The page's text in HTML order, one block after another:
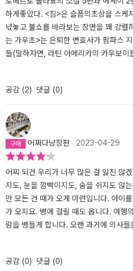
내리셨을까 싶지만, 삶의 단면은 언제나
불가할 순간이 있지 않은가 말이다. 도
일부러 찾아온 문인 아들과 지인들에게
토끼 고기를 대접하는 늙수그레한 가우
으로 확정지어진다. <경찰 쥐> 페페는
연상시켰다. 쥐들은 동족을 죽이지 않는
하는 유능한 형사 쥐 페페는 연달아 벌
나선다. 페페의 목적은 정의를 구현하기
생자는 재갈에 물린 채 아사되었다고 했
을 위협하는 포식자에게 날카로운 자상
시체들이 발견된다. 페페 경찰 쥐는 범죄
래도 같은 쥐의 소행이라는 심증을 굳혀
지목된 녀석과 대결하게 되었을 때, 자
키기 위해 자신 역시 동족 살해라는 끔찍
런 역설이 있을 수가 있나 그래. 어쨌든
한 포식자의 위협에 직면한 동족의
만들어 내는 프랑스 감독 모리니에 대
로 루셀로트의 기묘한 이야기는 또 어떤
하게좋았다. <짐>은 슬픔의초상을 스케
넋놓고 불쇼를 바라보는 장면을 꽤 강렬
는 가우초>는 은퇴한 변호사가 팜파스
들(말하자면, 라틴 아메리카의 카우보이
<남부>와 <마가복음>을 패러디했다고
키호테>를떠올리게도 하며, 여러 아르헨
왔다고도 한다.말하자면 상호 텍스트 놀
라는 것. 다른 건 안 읽어봐서 이런건 몰
<여가수 요지피네 혹은 쥐 족속>과 연결
설 속 쥐이자 가수인 요제피네의 조카가
소설의형식으로 현대의 병폐와 악의 욕
읽음.<알바로 루셀로트의 여행>은 아르
프랑스의 영화감독모리니가 자신의 소
대응도 안 하다가, 오히려 그가 자신의 ‘
리에있는 그를 만나는 이야기다. 사실 나
대해야 한다고 생각하는데, 그래서인가
두 편의 가톨릭 이야기>는신성함과 폭
러니한 이야기다. 눈내리는 어느날, 성직
공감 (2) 댓글 (0)
어쩌다냥장판 2023-04-29
어찌 되건 우리가 너무 많은 걸 잃진 않
지도, 눈을 깜빡이지도, 숨을 쉬지도 않
만 모든 건 때가 오게 마련입니다. 아이
가 오지요. 병에 걸릴 때도 옵니다. 여행
람을 병들게 합니다. 오랜 과거에 의사
치거나, 심한 경우엔 도시와 기후, 식습
걸렸죠. 사실 여행하지 않는 편이 건강에
공감 (0) 댓글 (0)